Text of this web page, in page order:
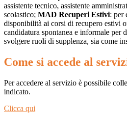
assistente tecnico, assistente
scolastico; MAD Recuperi Estivi: per
disponibilità ai corsi di recupero estivi
candidatura spontanea e informale per
svolgere ruoli di supplenza, sia come
Come si accede al
Per accedere al servizio è possibile
indicato.
Clicca qui